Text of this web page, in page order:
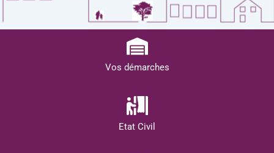
Vos démarches
Etat Civil